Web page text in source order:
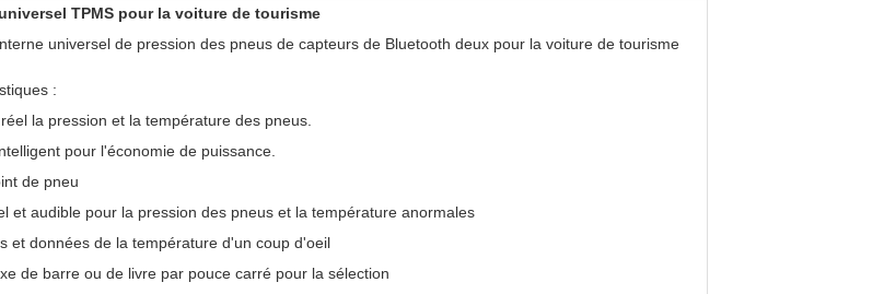
TPMS pour la voiture de tourisme
universel de pression des pneus de capteurs de Bluetooth deux pour la voiture de tourisme
:
la pression et la température des pneus.
pour l'économie de puissance.
de pneu
et audible pour la pression des pneus et la température anormales
et données de la température d'un coup d'oeil
de barre ou de livre par pouce carré pour la sélection